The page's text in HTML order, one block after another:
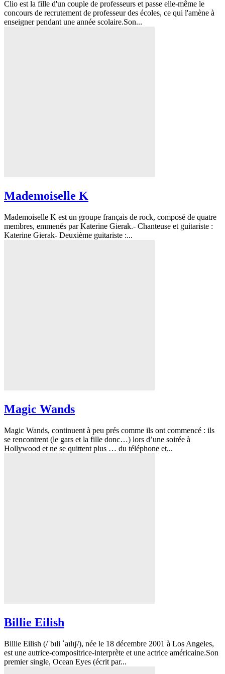
Clio est la fille d'un couple de professeurs et passe elle-même le
concours de recrutement de professeur des écoles, ce qui l'amène à
enseigner pendant une année scolaire.Son...
Mademoiselle K
Mademoiselle K est un groupe français de rock, composé de quatre
membres, emmenés par Katerine Gierak.- Chanteuse et guitariste :
Katerine Gierak- Deuxième guitariste :...
Magic Wands
Magic Wands, continuent à peu prés comme ils ont commencé : ils
se rencontrent (le gars et la fille donc…) lors d’une soirée à
Hollywood et ne se quittent plus … du téléphone et...
Billie Eilish
Billie Eilish (/ˈbɪli ˈaɪlɪʃ/), née le 18 décembre 2001 à Los Angeles,
est une autrice-compositrice-interprète et une actrice américaine.Son
premier single, Ocean Eyes (écrit par...